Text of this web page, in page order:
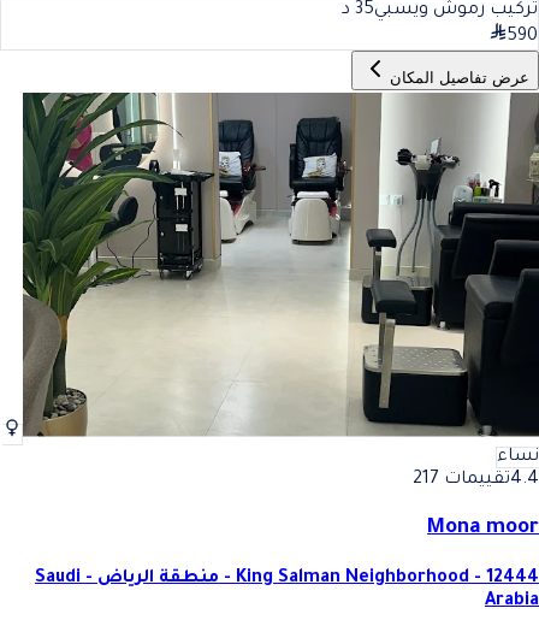
تركيب رموش ويسبي35 د
590
عرض تفاصيل المكان
نساء
4.4تقييمات 217
Mona moor
King Salman Neighborhood - 12444 - منطقة الرياض - Saudi
Arabia